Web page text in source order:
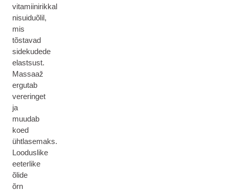
vitamiinirikkal
nisuiduõlil,
mis
tõstavad
sidekudede
elastsust.
Massaaž
ergutab
vereringet
ja
muudab
koed
ühtlasemaks.
Looduslike
eeterlike
õlide
õrn